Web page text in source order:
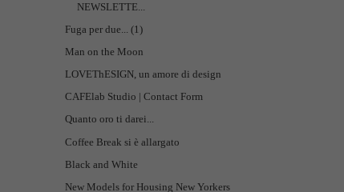
NEWSLETTE...
Fuga per due... (1)
Man on the Moon
LOVEThESIGN, un amore di design
CAFElab Studio | Contact Form
Quanto oro ti darei...
Coffee Break si è allargato
Black and White
New Models for Housing New Yorkers